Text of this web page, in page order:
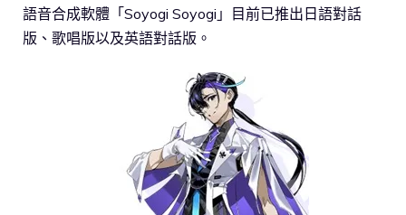
語音合成軟體「Soyogi Soyogi」目前已推出日語對話
版、歌唱版以及英語對話版。